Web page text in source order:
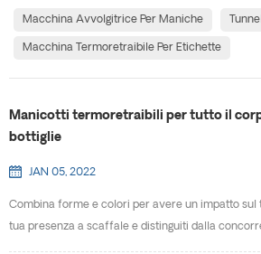
caratteristiche di facile da usare, facilmente
Macchina Avvolgitrice Per Maniche
Macchina Termoretraibile Per Etichette
Manicotti termoretraibili per tutto il
bottiglie
JAN 05, 2022
Combina forme e colori per avere un impatto sul
tua presenza a scaffale e distinguiti dalla